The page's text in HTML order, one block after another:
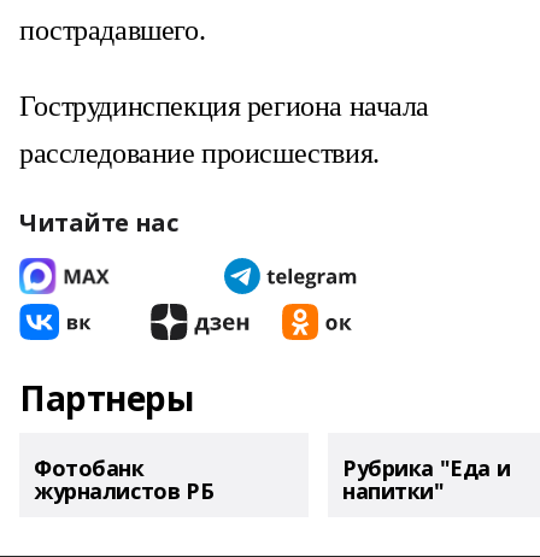
пострадавшего.
Гострудинспекция региона начала
расследование происшествия.
Читайте нас
Партнеры
Фотобанк
журналистов РБ
Рубрика "Еда и
напитки"